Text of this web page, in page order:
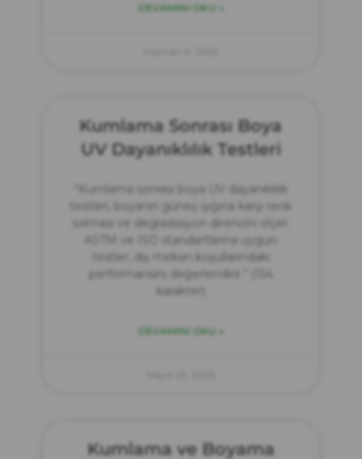
DEVAMINI OKU »
Kumlama Sonrası Boya
UV Dayanıklılık Testleri
“Kumlama sonrası boya UV dayanıklılık
testleri, boyanın güneş ışığına karşı renk
solması ve degradasyon direncini ölçer.
ASTM ve ISO standartlarına uygun
testler, dış mekan koşullarındaki
performansını değerlendirir.” (154
karakter)
DEVAMINI OKU »
Kumlama ve Boyama